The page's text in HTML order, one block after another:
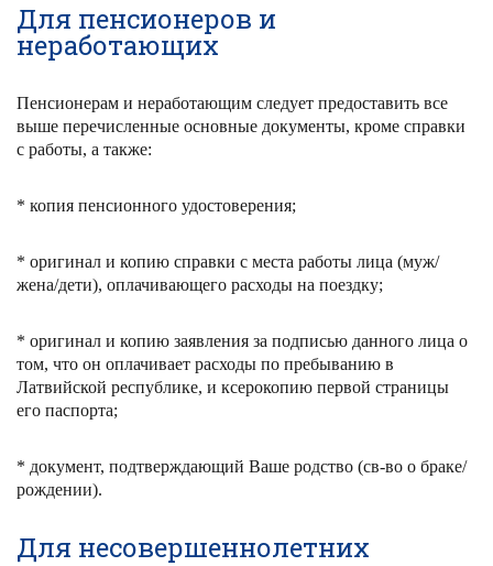
Для пенсионеров и
неработающих
Пенсионерам и неработающим следует предоставить все
выше перечисленные основные документы, кроме справки
с работы, а также:
* копия пенсионного удостоверения;
* оригинал и копию справки с места работы лица (муж/
жена/дети), оплачивающего расходы на поездку;
* оригинал и копию заявления за подписью данного лица о
том, что он оплачивает расходы по пребыванию в
Латвийской республике, и ксерокопию первой страницы
его паспорта;
* документ, подтверждающий Ваше родство (св-во о браке/
рождении).
Для несовершеннолетних